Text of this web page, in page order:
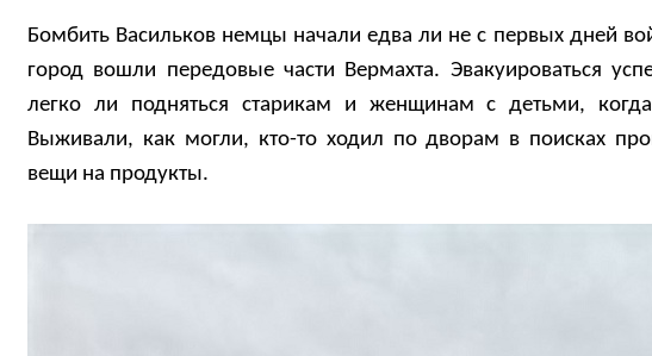
Бомбить Васильков немцы начали едва ли не с первых дней
город вошли передовые части Вермахта. Эвакуироваться
легко ли подняться старикам и женщинам с детьми,
Выживали, как могли, кто-то ходил по дворам в поисках
вещи на продукты.